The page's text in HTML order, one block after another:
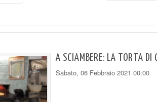
A SCIAMBERE: LA TORTA DI
Sabato, 06 Febbraio 2021 00:00